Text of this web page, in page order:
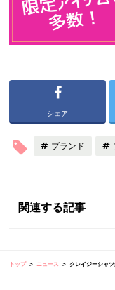
シェア
ブランド
関連する記事
トップ ニュース クレイジーシャ